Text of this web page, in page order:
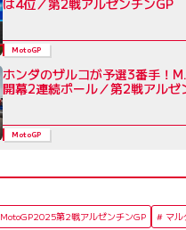
は4位／第2戦アルゼンチンGP
MotoGP
ホンダのザルコが予選3番手！
開幕2連続ポール／第2戦アルゼ
MotoGP
MotoGP2025第2戦アルゼンチンGP マル